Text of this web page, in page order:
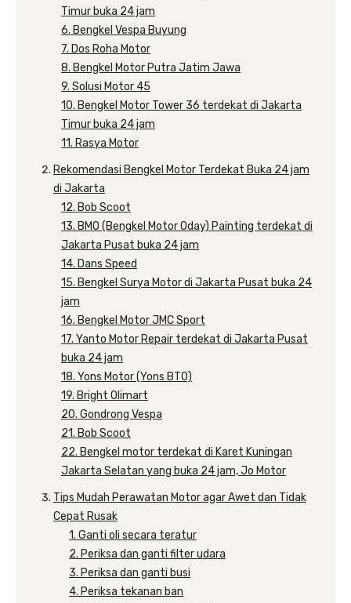
Timur buka 24 jam
6. Bengkel Vespa Buyung
7. Dos Roha Motor
8. Bengkel Motor Putra Jatim Jawa
9. Solusi Motor 45
10. Bengkel Motor Tower 36 terdekat di Jakarta
Timur buka 24 jam
11. Rasya Motor
Rekomendasi Bengkel Motor Terdekat Buka 24 jam
di Jakarta
12. Bob Scoot
13. BMO (Bengkel Motor Oday) Painting terdekat di
Jakarta Pusat buka 24 jam
14. Dans Speed
15. Bengkel Surya Motor di Jakarta Pusat buka 24
jam
16. Bengkel Motor JMC Sport
17. Yanto Motor Repair terdekat di Jakarta Pusat
buka 24 jam
18. Yons Motor (Yons BTO)
19. Bright Olimart
20. Gondrong Vespa
21. Bob Scoot
22. Bengkel motor terdekat di Karet Kuningan
Jakarta Selatan yang buka 24 jam, Jo Motor
Tips Mudah Perawatan Motor agar Awet dan Tidak
Cepat Rusak
1. Ganti oli secara teratur
2. Periksa dan ganti filter udara
3. Periksa dan ganti busi
4. Periksa tekanan ban